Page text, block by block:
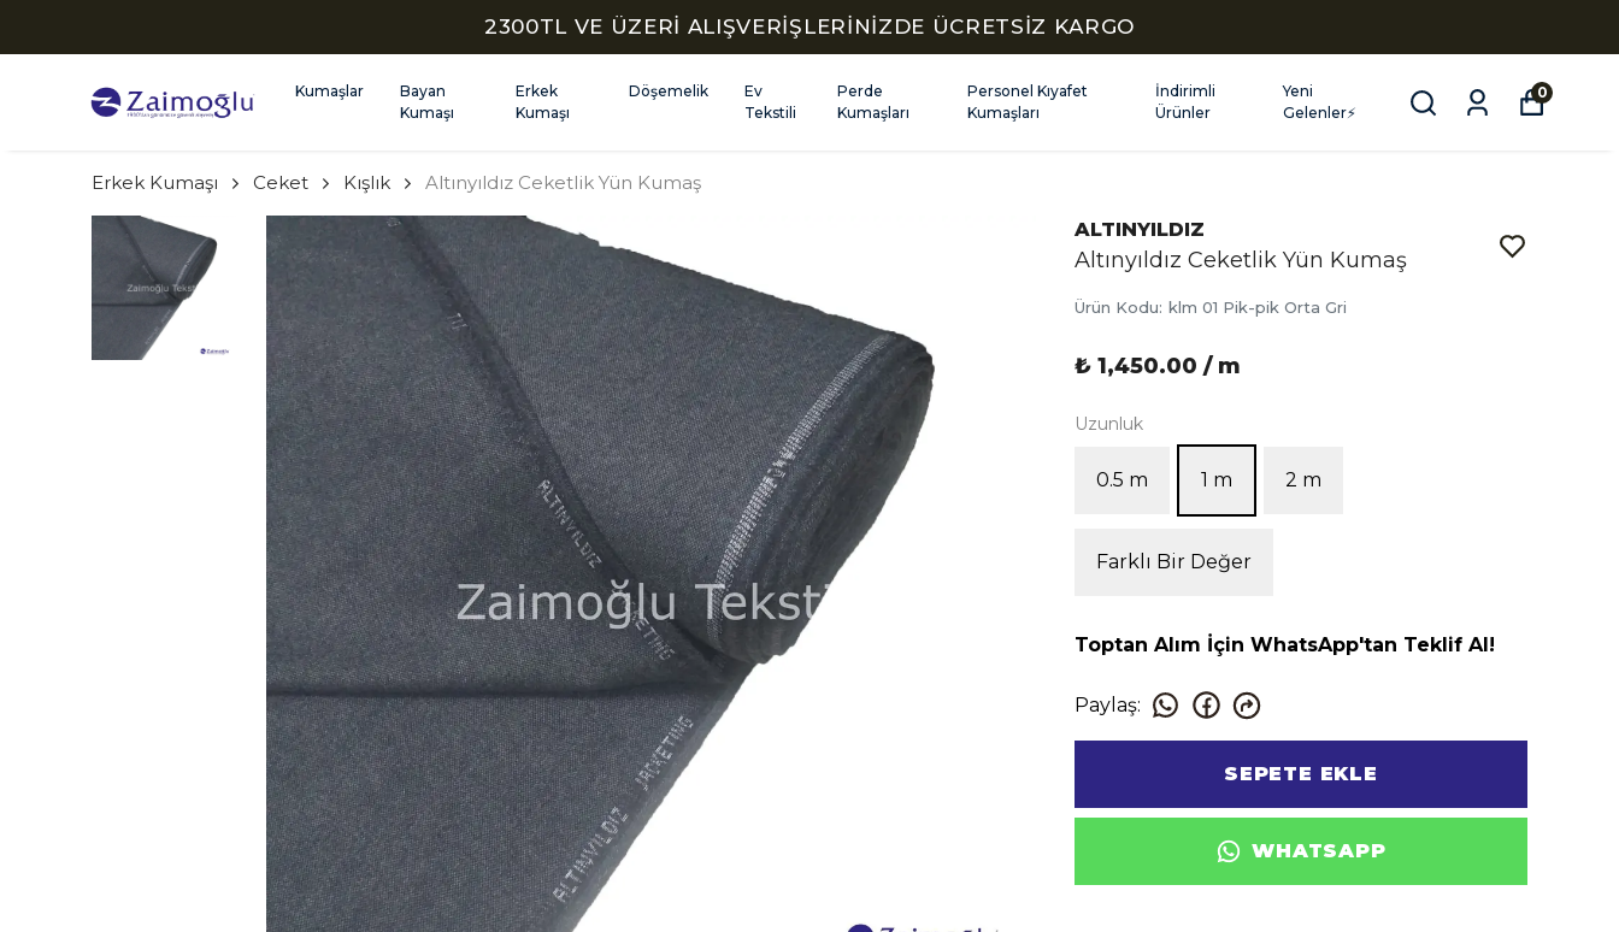
2300TL VE ÜZERİ ALIŞVERİŞLERİNİZDE ÜCRETSİZ KARGO
Kumaşlar
Bayan
Kumaşı
Erkek
Kumaşı
Döşemelik
Ev
Tekstili
Perde
Kumaşları
Personel Kıyafet
Kumaşları
İndirimli
Ürünler
Yeni
Gelenler⚡
0
Erkek Kumaşı Ceket Kışlık Altınyıldız Ceketlik Yün Kumaş
ALTINYILDIZ
Altınyıldız Ceketlik Yün Kumaş
Ürün Kodu: klm 01 Pik-pik Orta Gri
₺ 1,450.00 / m
Uzunluk
0.5 m 1 m 2 m
Farklı Bir Değer
Toptan Alım İçin WhatsApp'tan Teklif Al!
Paylaş:
SEPETE EKLE
WHATSAPP